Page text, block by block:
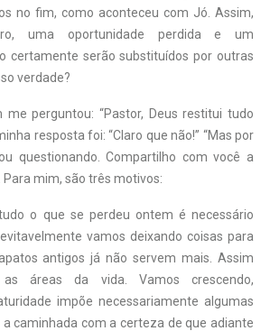
no fim, como aconteceu com Jó. Assim,
uma oportunidade perdida e um
certamente serão substituídos por outras
verdade?
me perguntou: “Pastor, Deus restitui tudo
resposta foi: “Claro que não!” “Mas por
questionando. Compartilho com você a
Para mim, são três motivos:
o que se perdeu ontem é necessário
vamos deixando coisas para
antigos já não servem mais. Assim
áreas da vida. Vamos crescendo,
impõe necessariamente algumas
a caminhada com a certeza de que adiante